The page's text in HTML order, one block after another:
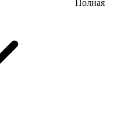
Полная